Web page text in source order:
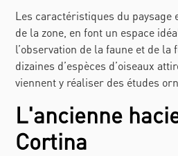
Les caractéristiques du paysage
de la zone, en font un espace
l’observation de la faune et de la
dizaines d’espèces d’oiseaux
viennent y réaliser des études
L'ancienne
Cortina